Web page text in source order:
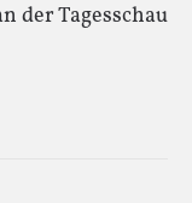
der Tagesschau